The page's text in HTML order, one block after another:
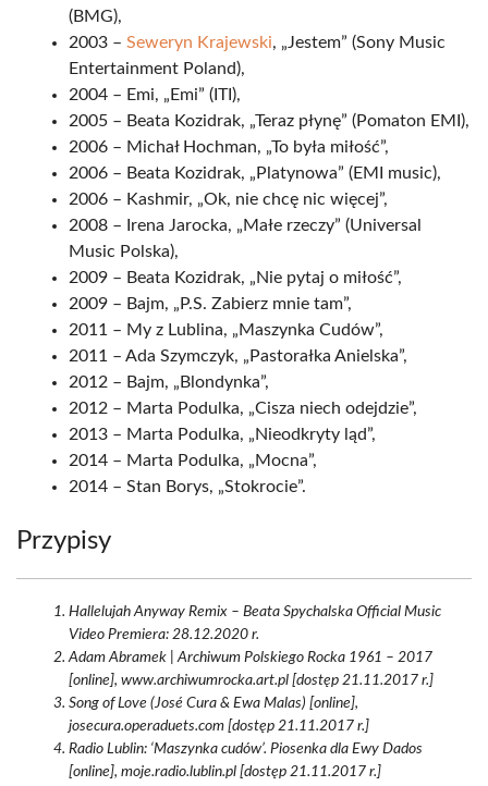
(BMG),
2003 – Seweryn Krajewski, „Jestem” (Sony Music
Entertainment Poland),
2004 – Emi, „Emi” (ITI),
2005 – Beata Kozidrak, „Teraz płynę” (Pomaton EMI),
2006 – Michał Hochman, „To była miłość”,
2006 – Beata Kozidrak, „Platynowa” (EMI music),
2006 – Kashmir, „Ok, nie chcę nic więcej”,
2008 – Irena Jarocka, „Małe rzeczy” (Universal
Music Polska),
2009 – Beata Kozidrak, „Nie pytaj o miłość”,
2009 – Bajm, „P.S. Zabierz mnie tam”,
2011 – My z Lublina, „Maszynka Cudów”,
2011 – Ada Szymczyk, „Pastorałka Anielska”,
2012 – Bajm, „Blondynka”,
2012 – Marta Podulka, „Cisza niech odejdzie”,
2013 – Marta Podulka, „Nieodkryty ląd”,
2014 – Marta Podulka, „Mocna”,
2014 – Stan Borys, „Stokrocie”.
Przypisy
Hallelujah Anyway Remix – Beata Spychalska Official Music
Video Premiera: 28.12.2020 r.
Adam Abramek | Archiwum Polskiego Rocka 1961 – 2017
[online], www.archiwumrocka.art.pl [dostęp 21.11.2017 r.]
Song of Love (José Cura & Ewa Malas) [online],
josecura.operaduets.com [dostęp 21.11.2017 r.]
Radio Lublin: ‘Maszynka cudów’. Piosenka dla Ewy Dados
[online], moje.radio.lublin.pl [dostęp 21.11.2017 r.]